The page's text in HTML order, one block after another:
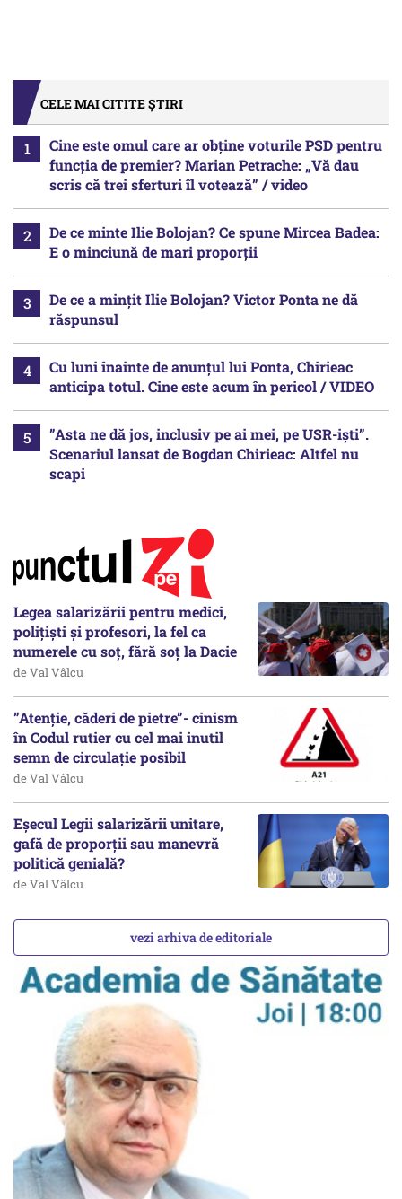
CELE MAI CITITE ȘTIRI
Cine este omul care ar obține voturile PSD pentru
funcția de premier? Marian Petrache: „Vă dau
scris că trei sferturi îl votează” / video
De ce minte Ilie Bolojan? Ce spune Mircea Badea:
E o minciună de mari proporții
De ce a mințit Ilie Bolojan? Victor Ponta ne dă
răspunsul
Cu luni înainte de anunțul lui Ponta, Chirieac
anticipa totul. Cine este acum în pericol / VIDEO
”Asta ne dă jos, inclusiv pe ai mei, pe USR-iști”.
Scenariul lansat de Bogdan Chirieac: Altfel nu
scapi
Legea salarizării pentru medici,
polițiști și profesori, la fel ca
numerele cu soț, fără soț la Dacie
de Val Vâlcu
”Atenție, căderi de pietre”- cinism
în Codul rutier cu cel mai inutil
semn de circulație posibil
de Val Vâlcu
Eșecul Legii salarizării unitare,
gafă de proporții sau manevră
politică genială?
de Val Vâlcu
vezi arhiva de editoriale